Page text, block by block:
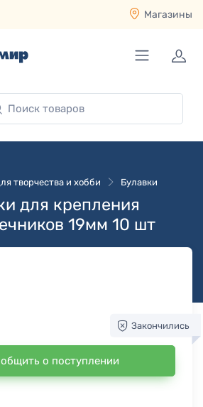
Магазины
творчества и хобби Булавки
для крепления
19мм 10 шт
Закончились
о поступлении